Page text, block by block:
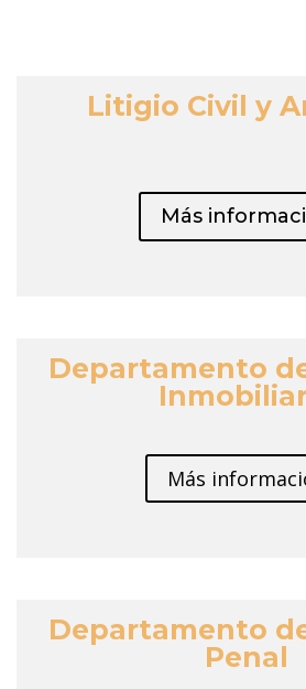
Litigio Civil y
Más
Departamento
Más
Departamento
Penal